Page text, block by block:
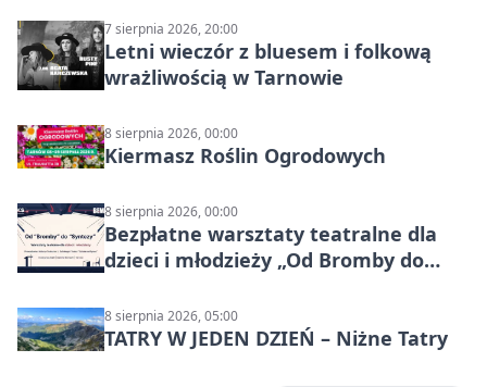
7 sierpnia 2026, 20:00
Letni wieczór z bluesem i folkową
wrażliwością w Tarnowie
8 sierpnia 2026, 00:00
Kiermasz Roślin Ogrodowych
8 sierpnia 2026, 00:00
Bezpłatne warsztaty teatralne dla
dzieci i młodzieży „Od Bromby do
8 sierpnia 2026, 05:00
TATRY W JEDEN DZIEŃ – Niżne Tatry